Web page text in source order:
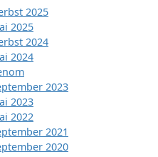
2025
2025
2024
2024
2023
2023
2022
2021
2020